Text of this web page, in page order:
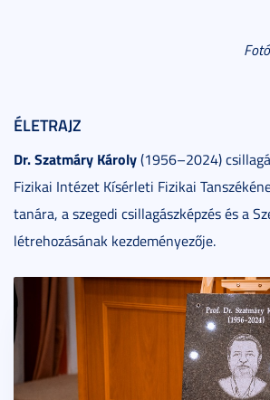
ÉLETRAJZ
Dr. Szatmáry Károly(1956–2024)
Fizikai Intézet Kísérleti Fizikai
tanára, a szegedi csillagászképzés és a
létrehozásának kezdeményezője.